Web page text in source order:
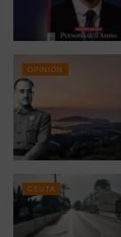
OPINIÓN
CEUTA